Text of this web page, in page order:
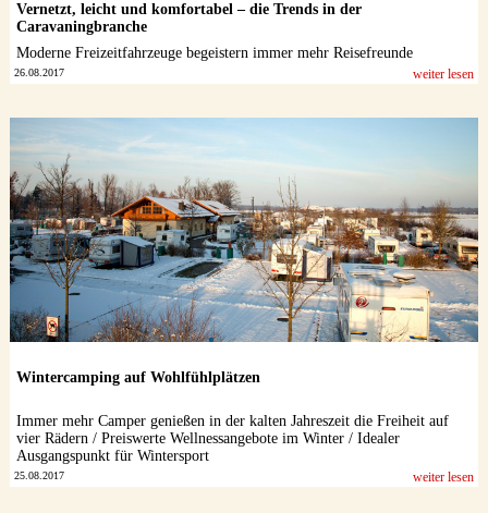
Vernetzt, leicht und komfortabel – die Trends in der
Caravaningbranche
Moderne Freizeitfahrzeuge begeistern immer mehr Reisefreunde
26.08.2017 weiter lesen
Wintercamping auf Wohlfühlplätzen
Immer mehr Camper genießen in der kalten Jahreszeit die Freiheit auf
vier Rädern / Preiswerte Wellnessangebote im Winter / Idealer
Ausgangspunkt für Wintersport
25.08.2017 weiter lesen